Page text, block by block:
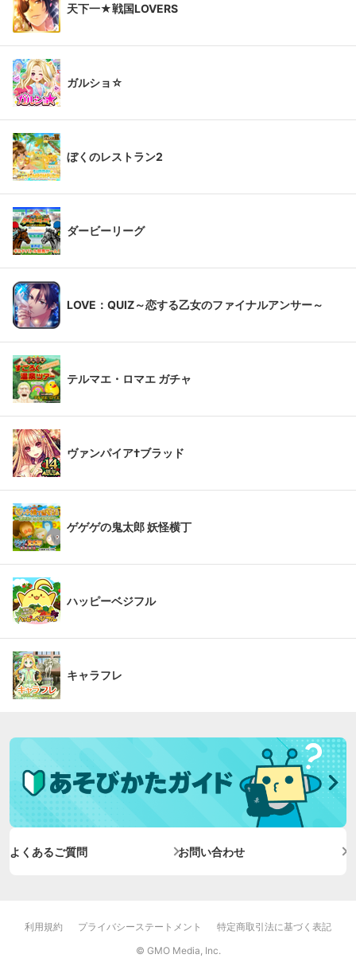
天下一★戦国LOVERS
ガルショ☆
ぼくのレストラン2
ダービーリーグ
LOVE：QUIZ～恋する乙女のファイナルアンサー～
テルマエ・ロマエ ガチャ
ヴァンパイア†ブラッド
ゲゲゲの鬼太郎 妖怪横丁
ハッピーベジフル
キャラフレ
よくあるご質問 お問い合わせ
利用規約 プライバシーステートメント
特定商取引法に基づく表記
© GMO Media, Inc.